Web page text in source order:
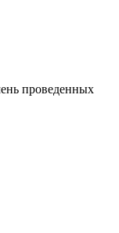
проведенных